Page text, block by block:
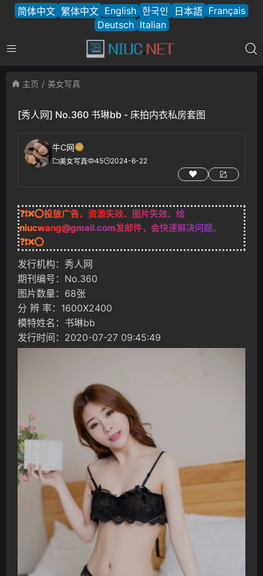
简体中文 繁体中文 English 한국인 日本語 Français
Deutsch Italian
主页 美女写真
[秀人网] No.360 书琳bb - 床拍内衣私房套图
牛C网
美女写真 45 2024-6-22
❓❗❌⭕投放广告、资源失效、图片失效、给
niucwang@gmail.com发邮件，会快速解决问题。
❓❗❌⭕
发行机构：秀人网
期刊编号：No.360
图片数量：68张
分 辨 率：1600X2400
模特姓名：书琳bb
发行时间：2020-07-27 09:45:49